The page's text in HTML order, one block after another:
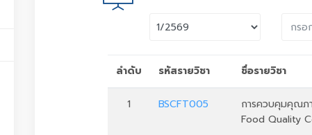
ลำดับ รหัสรายวิชา ชื่อรายวิชา
1 BSCFT005
การควบคุมคุณภ
Food Quality